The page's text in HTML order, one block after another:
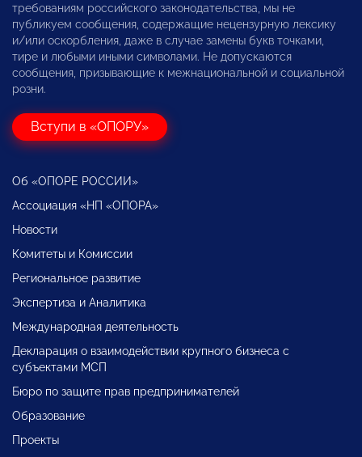
требованиям российского законодательства, мы не
публикуем сообщения, содержащие нецензурную лексику
и/или оскорбления, даже в случае замены букв точками,
тире и любыми иными символами. Не допускаются
сообщения, призывающие к межнациональной и социальной
розни.
Вступи в «ОПОРУ»
Об «ОПОРЕ РОССИИ»
Ассоциация «НП «ОПОРА»
Новости
Комитеты и Комиссии
Региональное развитие
Экспертиза и Аналитика
Международная деятельность
Декларация о взаимодействии крупного бизнеса с
субъектами МСП
Бюро по защите прав предпринимателей
Образование
Проекты